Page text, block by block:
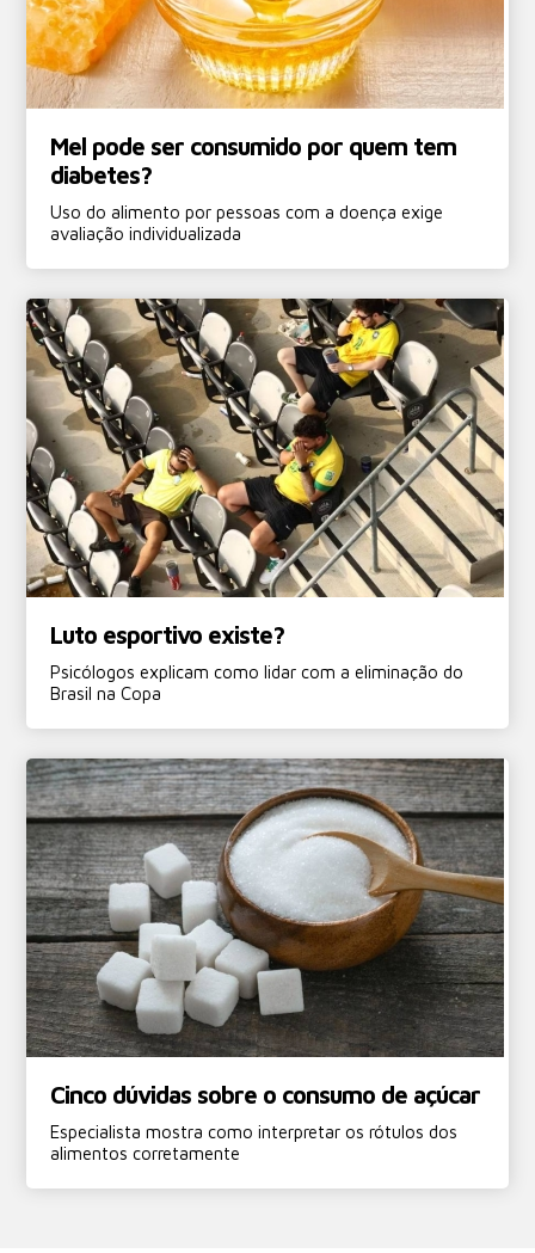
Mel pode ser consumido por quem tem
diabetes?
Uso do alimento por pessoas com a doença exige
avaliação individualizada
Luto esportivo existe?
Psicólogos explicam como lidar com a eliminação do
Brasil na Copa
Cinco dúvidas sobre o consumo de açúcar
Especialista mostra como interpretar os rótulos dos
alimentos corretamente